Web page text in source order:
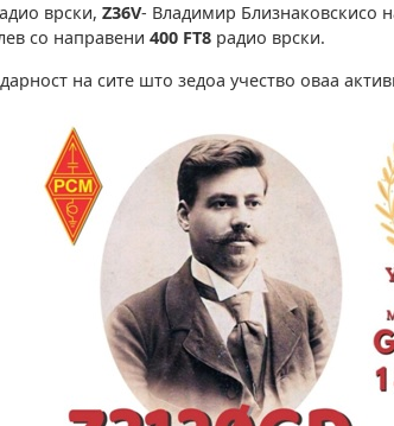
врски, Z36V- Владимир Близнаковскисо
со направени 400 FT8 радио врски.
на сите што зедоа учество оваа